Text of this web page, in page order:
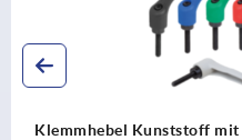
Klemmhebel Kunststoff mit